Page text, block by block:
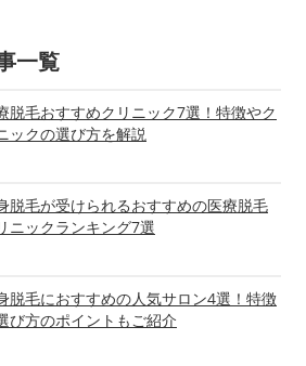
一覧
脱毛おすすめクリニック7選！特徴やク
ックの選び方を解説
脱毛が受けられるおすすめの医療脱毛
ニックランキング7選
脱毛におすすめの人気サロン4選！特徴
び方のポイントもご紹介